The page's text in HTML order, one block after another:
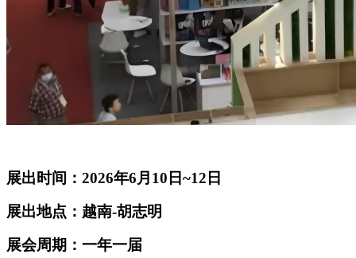
展出时间：2026年6月10日~12日
展出地点：越南-胡志明
展会周期：一年一届